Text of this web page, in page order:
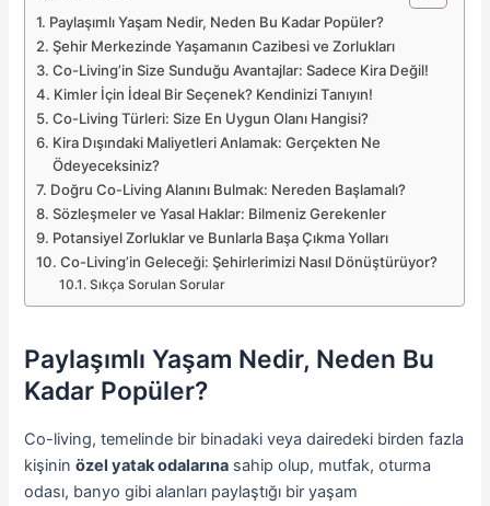
Paylaşımlı Yaşam Nedir, Neden Bu Kadar Popüler?
Şehir Merkezinde Yaşamanın Cazibesi ve Zorlukları
Co-Living’in Size Sunduğu Avantajlar: Sadece Kira Değil!
Kimler İçin İdeal Bir Seçenek? Kendinizi Tanıyın!
Co-Living Türleri: Size En Uygun Olanı Hangisi?
Kira Dışındaki Maliyetleri Anlamak: Gerçekten Ne
Ödeyeceksiniz?
Doğru Co-Living Alanını Bulmak: Nereden Başlamalı?
Sözleşmeler ve Yasal Haklar: Bilmeniz Gerekenler
Potansiyel Zorluklar ve Bunlarla Başa Çıkma Yolları
Co-Living’in Geleceği: Şehirlerimizi Nasıl Dönüştürüyor?
Sıkça Sorulan Sorular
Paylaşımlı Yaşam Nedir, Neden Bu
Kadar Popüler?
Co-living, temelinde bir binadaki veya dairedeki birden fazla
kişininözel yatak odalarına sahip olup, mutfak, oturma
odası, banyo gibi alanları paylaştığı bir yaşam